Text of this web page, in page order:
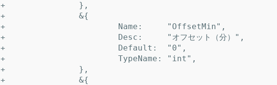
+ 		},
+ 		&{
+ 			Name:     "OffsetMin",
+ 			Desc:     "オフセット（分）",
+ 			Default:  "0",
+ 			TypeName: "int",
+ 		},
+ 		&{